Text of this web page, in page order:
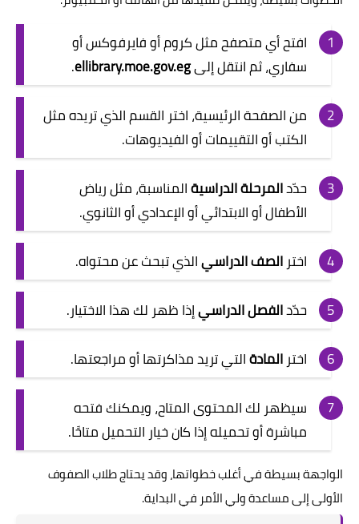
افتح أي متصفح مثل كروم أو فايرفوكس أو
سفاري، ثم انتقل إلىellibrary.moe.gov.eg
.
من الصفحة الرئيسية، اختر القسم الذي تريده مثل
الكتب أو التقييمات أو الفيديوهات.
حدّدالمرحلة الدراسيةالمناسبة، مثل رياض
الأطفال أو الابتدائي أو الإعدادي أو الثانوي.
اخترالصف الدراسيالذي تبحث عن محتواه.
حدّدالفصل الدراسيإذا ظهر لك هذا الاختيار.
اخترالمادةالتي تريد مذاكرتها أو مراجعتها.
سيظهر لك المحتوى المتاح، ويمكنك فتحه
مباشرة أو تحميله إذا كان خيار التحميل متاحًا.
الواجهة بسيطة في أغلب خطواتها، وقد يحتاج طلاب الصفوف
الأولى إلى مساعدة ولي الأمر في البداية.